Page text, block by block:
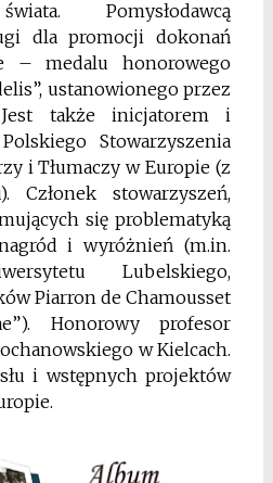
Pomysłodawcą
dla promocji dokonań
– medalu honorowego
ustanowionego przez
także inicjatorem i
Stowarzyszenia
i Tłumaczy w Europie (z
Członek stowarzyszeń,
się problematyką
i wyróżnień (m.in.
Lubelskiego,
Piarron de Chamousset
Honorowy profesor
w Kielcach.
i wstępnych projektów